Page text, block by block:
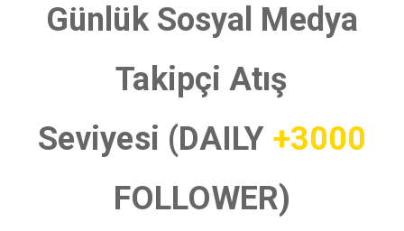
Günlük Sosyal Medya
Takipçi Atış
Seviyesi (DAILY +3000
FOLLOWER)